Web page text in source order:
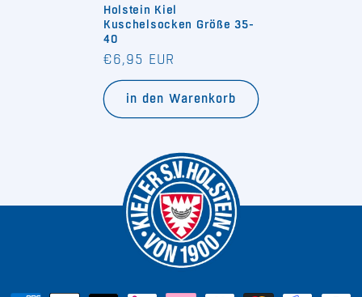
Holstein Kiel
Kuschelsocken Größe 35-
40
Normaler
Preis
€6,95 EUR
in den Warenkorb